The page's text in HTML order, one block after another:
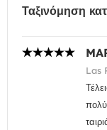
Ταξινόμηση
Las